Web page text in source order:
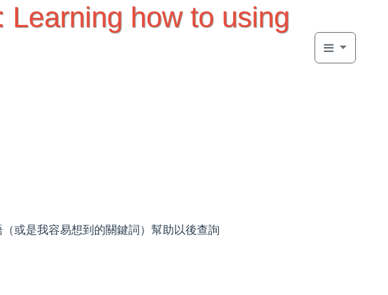
how to using
或是我容易想到的關鍵詞）幫助以後查詢